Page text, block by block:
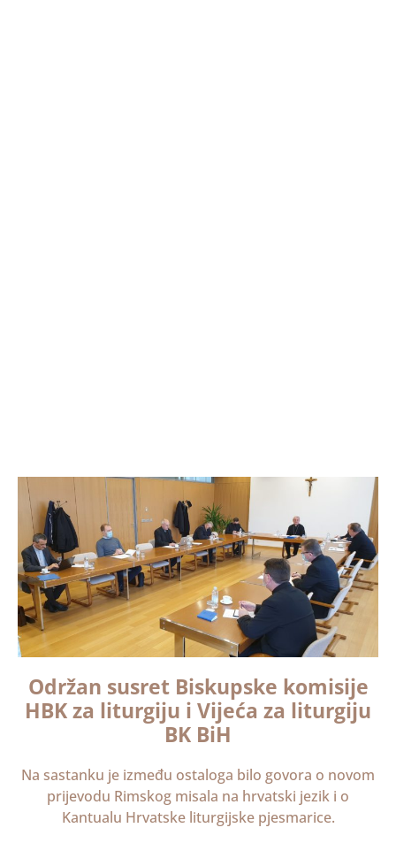
Održan susret Biskupske komisije
HBK za liturgiju i Vijeća za liturgiju
BK BiH
Na sastanku je između ostaloga bilo govora o novom
prijevodu Rimskog misala na hrvatski jezik i o
Kantualu Hrvatske liturgijske pjesmarice.